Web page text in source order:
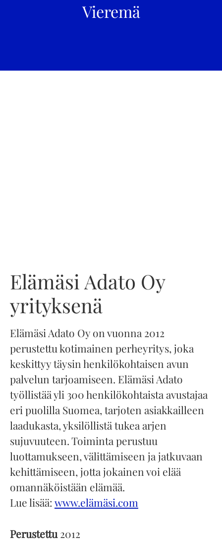
Vieremä
Elämäsi Adato Oy
yrityksenä
Elämäsi Adato Oy on vuonna 2012
perustettu kotimainen perheyritys, joka
keskittyy täysin henkilökohtaisen avun
palvelun tarjoamiseen. Elämäsi Adato
työllistää yli 300 henkilökohtaista avustajaa
eri puolilla Suomea, tarjoten asiakkailleen
laadukasta, yksilöllistä tukea arjen
sujuvuuteen. Toiminta perustuu
luottamukseen, välittämiseen ja jatkuvaan
kehittämiseen, jotta jokainen voi elää
omannäköistään elämää.
Lue lisää: www.elämäsi.com
Perustettu2012